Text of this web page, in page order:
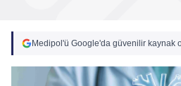
Medipol'ü Google'da güvenilir kaynak